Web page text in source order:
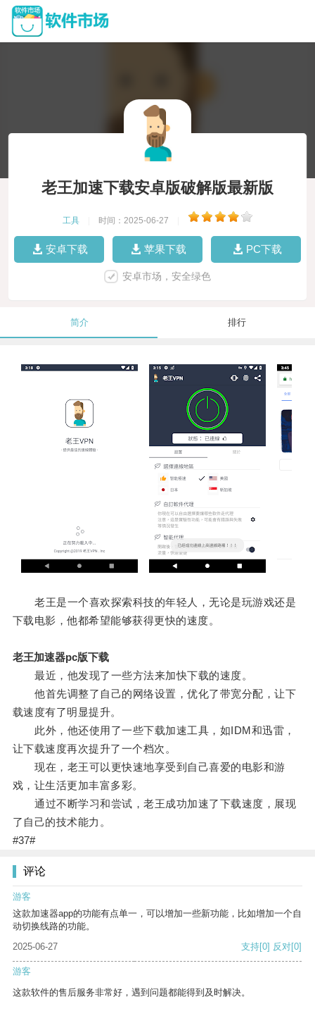
老王加速下载安卓版破解版最新版
工具 时间：2025-06-27
安卓下载 苹果下载 PC下载
安卓市场，安全绿色
简介 排行
老王是一个喜欢探索科技的年轻人，无论是玩游戏还是
下载电影，他都希望能够获得更快的速度。
老王加速器pc版下载
最近，他发现了一些方法来加快下载的速度。
他首先调整了自己的网络设置，优化了带宽分配，让下
载速度有了明显提升。
此外，他还使用了一些下载加速工具，如IDM和迅雷，
让下载速度再次提升了一个档次。
现在，老王可以更快速地享受到自己喜爱的电影和游
戏，让生活更加丰富多彩。
通过不断学习和尝试，老王成功加速了下载速度，展现
了自己的技术能力。
#37#
评论
游客
这款加速器app的功能有点单一，可以增加一些新功能，比如增加一个自
动切换线路的功能。
2025-06-27
支持[0] 反对[0]
游客
这款软件的售后服务非常好，遇到问题都能得到及时解决。